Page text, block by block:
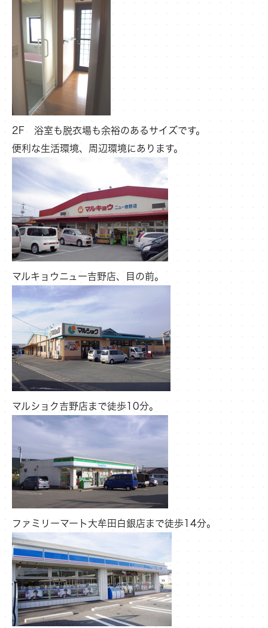
2F 浴室も脱衣場も余裕のあるサイズです。
便利な生活環境、周辺環境にあります。
マルキョウニュー吉野店、目の前。
マルショク吉野店まで徒歩10分。
ファミリーマート大牟田白銀店まで徒歩14分。